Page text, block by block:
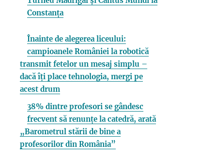
Constanța
Înainte de alegerea liceului:
campioanele României la robotică
transmit fetelor un mesaj simplu –
dacă îți place tehnologia, mergi pe
acest drum
38% dintre profesori se gândesc
frecvent să renunțe la catedră, arată
„Barometrul stării de bine a
profesorilor din România”